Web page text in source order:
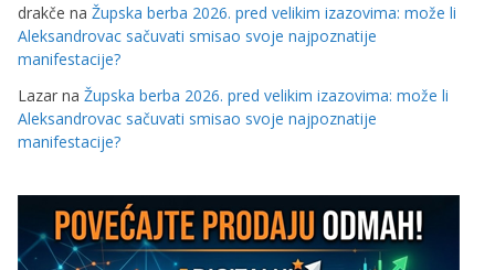
drakče na Župska berba 2026. pred velikim izazovima: može li
Aleksandrovac sačuvati smisao svoje najpoznatije
manifestacije?
Lazar na Župska berba 2026. pred velikim izazovima: može li
Aleksandrovac sačuvati smisao svoje najpoznatije
manifestacije?